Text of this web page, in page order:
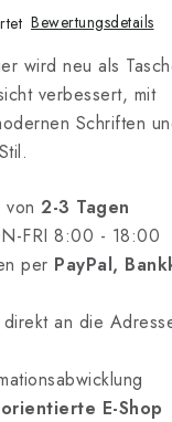
Bewertungsdetails
wird neu als
verbessert, mit
Schriften
von 2-3 Tagen
FRI 8:00 - 18:00
per PayPal,
an die
E-Shop